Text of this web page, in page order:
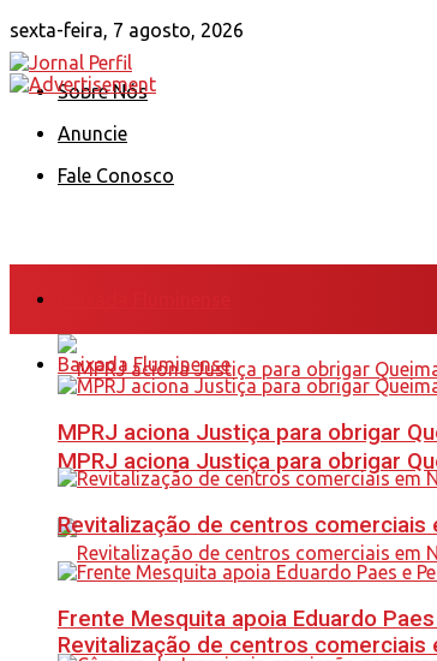
sexta-feira, 7 agosto, 2026
Sobre Nós
Anuncie
Fale Conosco
MPRJ aciona Justiça para obrigar
Revitalização de centros comerciais
Baixada Fluminense
MPRJ aciona Justiça para obrigar
Revitalização de centros comerciais
Frente Mesquita apoia Eduardo